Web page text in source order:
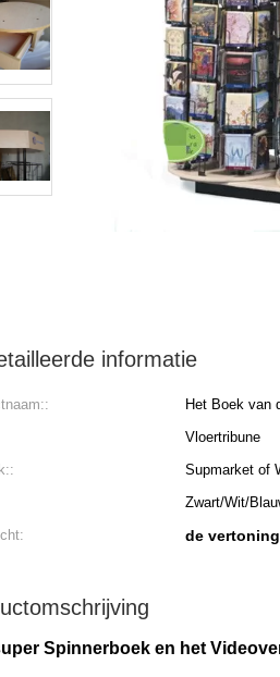
informatie
Het Boek van
Vloertribune
Supmarket of
Zwart/Wit/
de
Spinnerboek en het